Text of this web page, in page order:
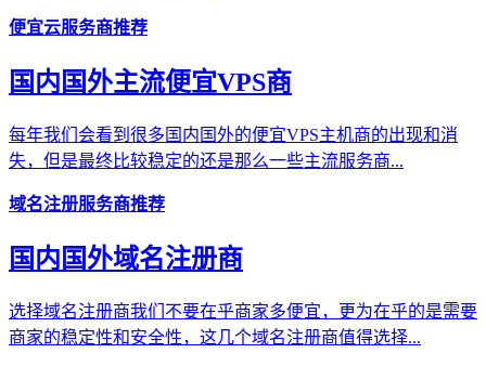
便宜云服务商推荐
国内国外主流便宜VPS商
每年我们会看到很多国内国外的便宜VPS主机商的出现和消
失，但是最终比较稳定的还是那么一些主流服务商...
域名注册服务商推荐
国内国外域名注册商
选择域名注册商我们不要在乎商家多便宜，更为在乎的是需要
商家的稳定性和安全性，这几个域名注册商值得选择...